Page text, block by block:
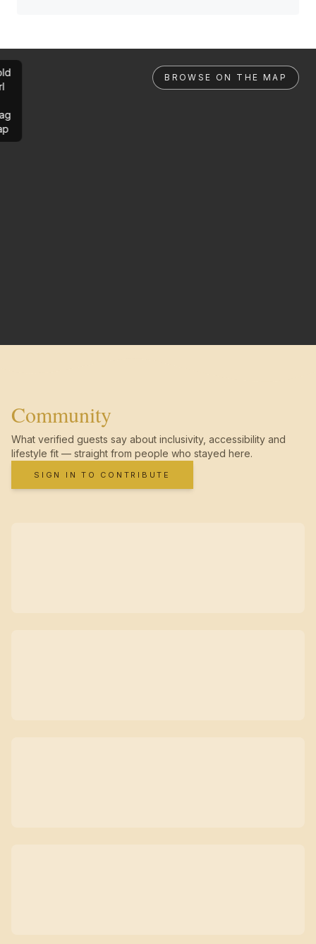
BROWSE ON THE MAP
Community
What verified guests say about inclusivity, accessibility and
lifestyle fit — straight from people who stayed here.
SIGN IN TO CONTRIBUTE